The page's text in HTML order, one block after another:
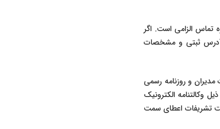
الزامی است. اگر
ثبتی و مشخصات
و روزنامه رسمی
وکالتنامه الکترونیک
تشریفات اعطای سمت